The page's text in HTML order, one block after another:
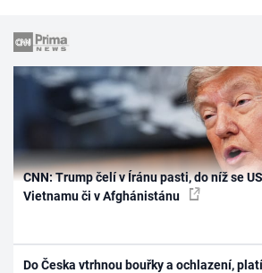
CNN: Trump čelí v Íránu pasti, do níž se
Vietnamu či v Afghánistánu
Do Česka vtrhnou bouřky a ochlazení,